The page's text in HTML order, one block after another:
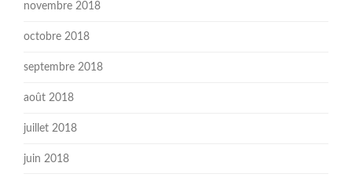
novembre 2018
octobre 2018
septembre 2018
août 2018
juillet 2018
juin 2018